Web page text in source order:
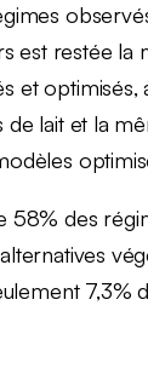
est restée la
et optimisés,
lait et la
58% des
7,3%